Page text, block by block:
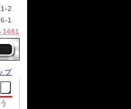
2
1
1461
プ